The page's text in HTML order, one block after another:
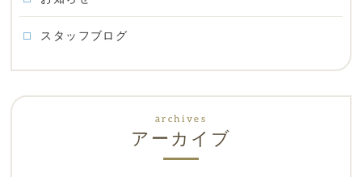
スタッフブログ
アーカイブ